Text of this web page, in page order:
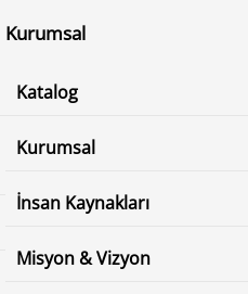
Kurumsal
Katalog
Kurumsal
İnsan Kaynakları
Misyon & Vizyon